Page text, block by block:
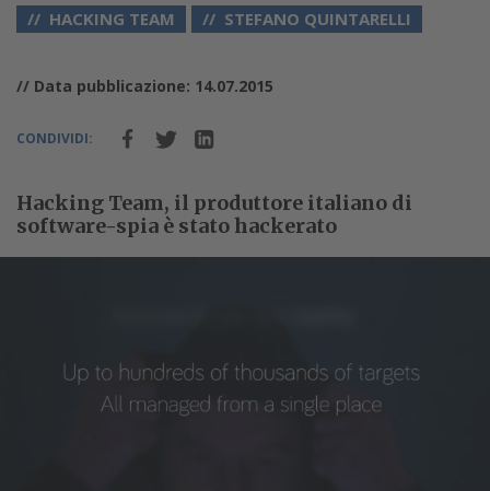
HACKING TEAM STEFANO QUINTARELLI
// Data pubblicazione: 14.07.2015
CONDIVIDI:
Hacking Team, il produttore italiano di
software-spia è stato hackerato